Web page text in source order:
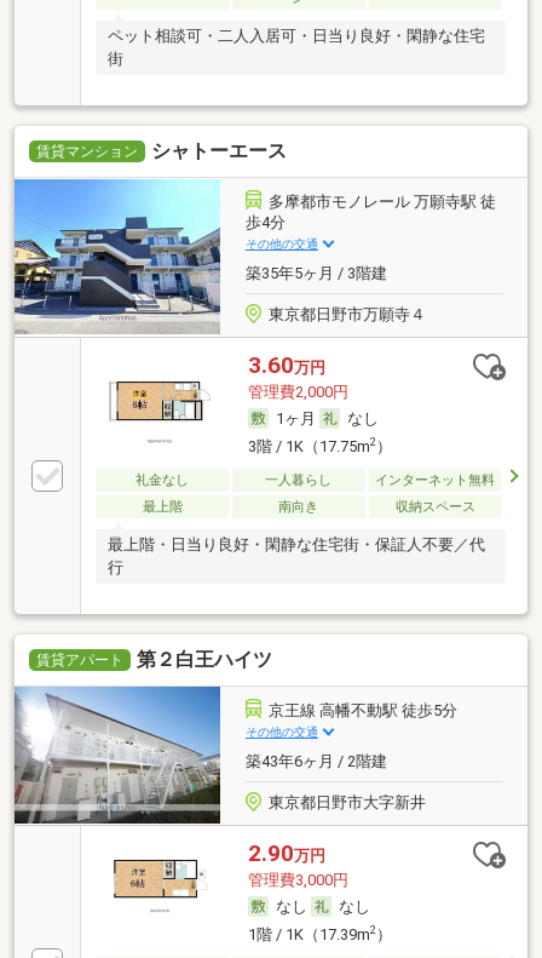
ペット相談可・二人入居可・日当り良好・閑静な住宅
街
賃貸マンション シャトーエース
多摩都市モノレール 万願寺駅 徒
歩4分
その他の交通
築35年5ヶ月 / 3階建
東京都日野市万願寺４
3.60万円
管理費2,000円
1ヶ月
なし
3階 / 1K（17.75m2）
礼金なし 一人暮らし
インターネット無料
最上階
南向き 収納スペース
最上階・日当り良好・閑静な住宅街・保証人不要／代
行
賃貸アパート 第２白王ハイツ
京王線 高幡不動駅 徒歩5分
その他の交通
築43年6ヶ月 / 2階建
東京都日野市大字新井
2.90万円
管理費3,000円
なし
なし
1階 / 1K（17.39m2）